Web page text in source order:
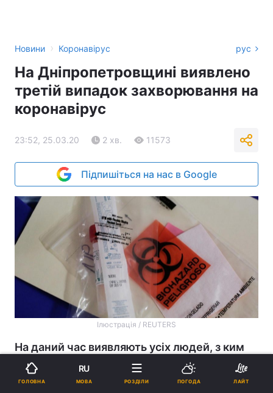
Новини › Коронавірус рус
На Дніпропетровщині виявлено
третій випадок захворювання на
коронавірус
23:52, 25.03.20 2 хв. 11573
Підпишіться на нас в Google
Ілюстрація / REUTERS
На даний час виявляють усіх людей, з ким
міг контактувати хворий, аби обстежити їх
та забезпечити їхню ізоляцію.
ГОЛОВНА
RU
МОВА РОЗДІЛИ ПОГОДА ЛАЙТ